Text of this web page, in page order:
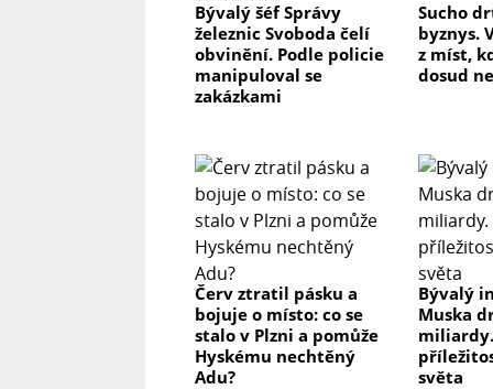
Bývalý šéf Správy
železnic Svoboda čelí
obvinění. Podle policie
manipuloval se
zakázkami
Sucho
byznys.
z míst,
dosud
Červ ztratil pásku a
bojuje o místo: co se
stalo v Plzni a pomůže
Hyskému nechtěný
Adu?
Bývalý
Muska
světa